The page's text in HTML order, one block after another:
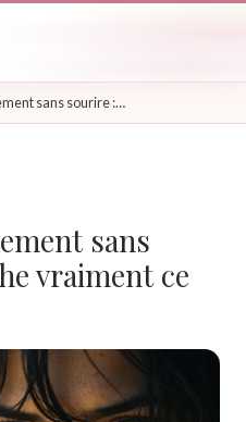
sans sourire :…
sans
vraiment ce